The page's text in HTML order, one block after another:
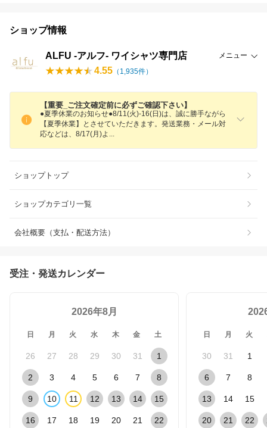
ショップ情報
ALFU -アルフ- ワイシャツ専門店 メニュー
4.55 （ 1,935件）
【重要_ご注文確定前に必ずご確認下さい】
●夏季休業のお知らせ●8/11(火)-16(日)は、誠に勝手ながら
【夏季休業】とさせていただきます。発送業務・メール対
応などは、8/17(月)よ
ショップトップ
ショップカテゴリ一覧
会社概要（支払・配送方法）
受注・発送カレンダー
2026年8月
日 月 火 水 木 金 土
26 27 28 29 30 31 1
2 3 4 5 6 7 8
9 10 11 12 13 14 15
16 17 18 19 20 21 22
日 月 火
30 31 1
6 7 8
13 14 15
20 21 22